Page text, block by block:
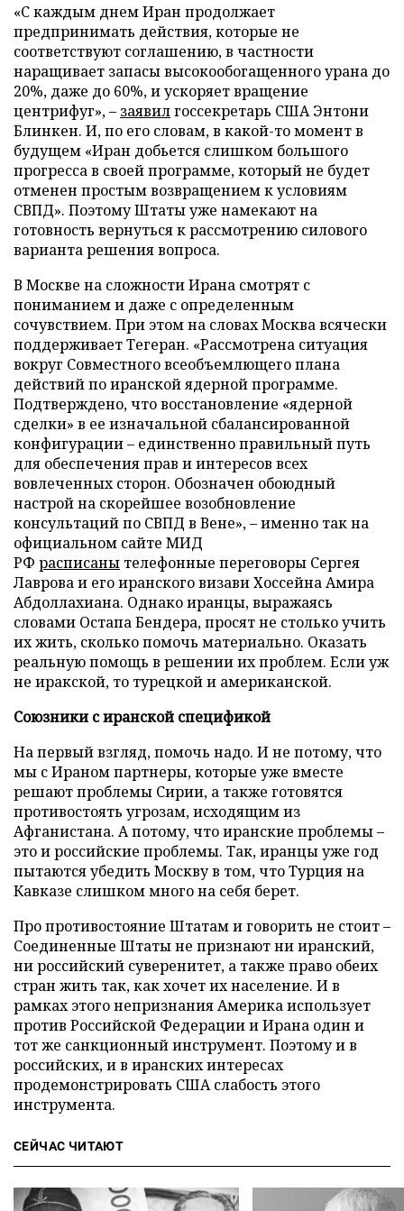
«С каждым днем Иран продолжает
предпринимать действия, которые не
соответствуют соглашению, в частности
наращивает запасы высокообогащенного урана до
20%, даже до 60%, и ускоряет вращение
центрифуг», – заявилгоссекретарь США Энтони
Блинкен. И, по его словам, в какой-то момент в
будущем «Иран добьется слишком большого
прогресса в своей программе, который не будет
отменен простым возвращением к условиям
СВПД». Поэтому Штаты уже намекают на
готовность вернуться к рассмотрению силового
варианта решения вопроса.
В Москве на сложности Ирана смотрят с
пониманием и даже с определенным
сочувствием. При этом на словах Москва всячески
поддерживает Тегеран. «Рассмотрена ситуация
вокруг Совместного всеобъемлющего плана
действий по иранской ядерной программе.
Подтверждено, что восстановление «ядерной
сделки» в ее изначальной сбалансированной
конфигурации – единственно правильный путь
для обеспечения прав и интересов всех
вовлеченных сторон. Обозначен обоюдный
настрой на скорейшее возобновление
консультаций по СВПД в Вене», – именно так на
официальном сайте МИД
РФ расписаны телефонные переговоры Сергея
Лаврова и его иранского визави Хоссейна Амира
Абдоллахиана. Однако иранцы, выражаясь
словами Остапа Бендера, просят не столько учить
их жить, сколько помочь материально. Оказать
реальную помощь в решении их проблем. Если уж
не иракской, то турецкой и американской.
Союзники с иранской спецификой
На первый взгляд, помочь надо. И не потому, что
мы с Ираном партнеры, которые уже вместе
решают проблемы Сирии, а также готовятся
противостоять угрозам, исходящим из
Афганистана. А потому, что иранские проблемы –
это и российские проблемы. Так, иранцы уже год
пытаются убедить Москву в том, что Турция на
Кавказе слишком много на себя берет.
Про противостояние Штатам и говорить не стоит –
Соединенные Штаты не признают ни иранский,
ни российский суверенитет, а также право обеих
стран жить так, как хочет их население. И в
рамках этого непризнания Америка использует
против Российской Федерации и Ирана один и
тот же санкционный инструмент. Поэтому и в
российских, и в иранских интересах
продемонстрировать США слабость этого
инструмента.
СЕЙЧАС ЧИТАЮТ